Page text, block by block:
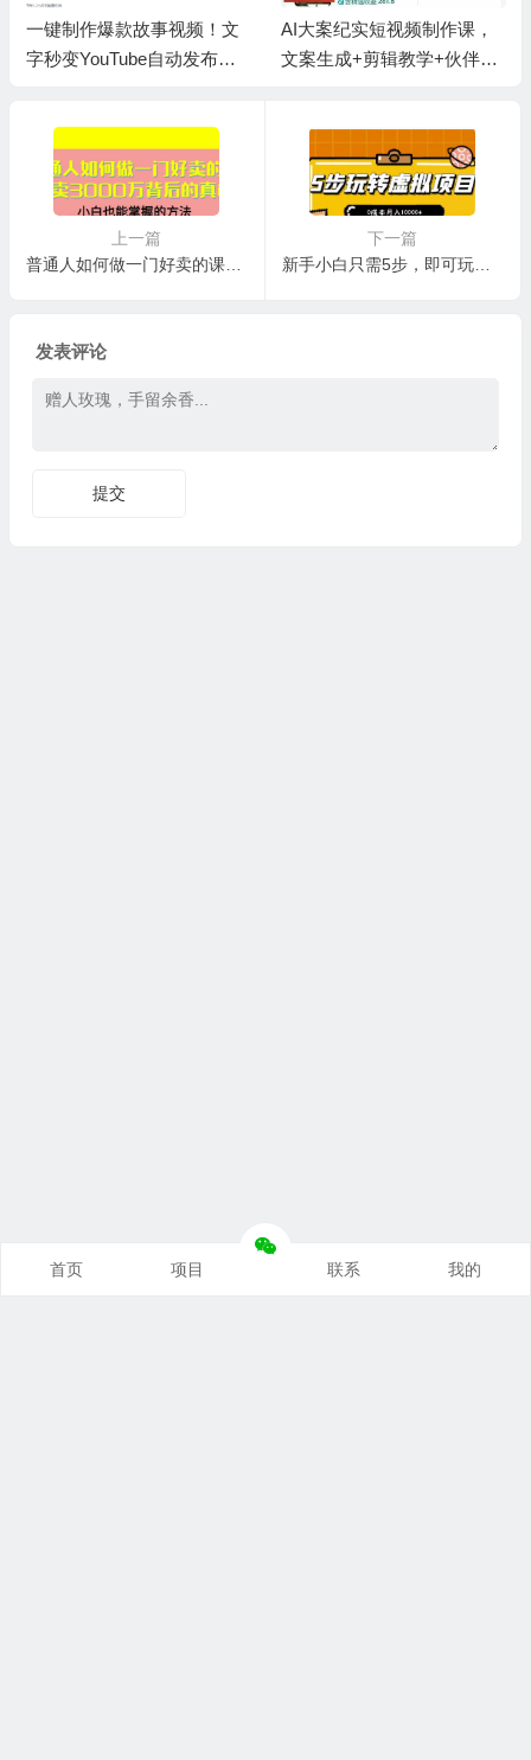
一键制作爆款故事视频！文
字秒变YouTube自动发布的
AI大案纪实短视频制作课，
文案生成+剪辑教学+伙伴计
上一篇
普通人如何做一门好卖的课：年卖3000万背后的真相，小白也能掌握的方法！
下一篇
新手小白只需5步，即可玩转虚拟项目，0成本月入10000+【视频课程】
发表评论
首页 项目 联系 我的